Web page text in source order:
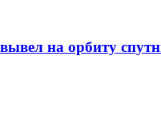
на орбиту